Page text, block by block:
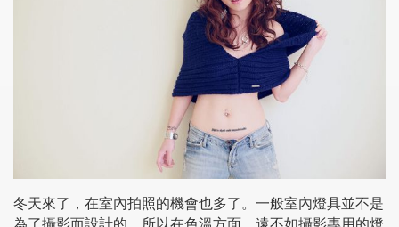
冬天來了，在室內拍照的機會也多了。一般室內燈具並不是